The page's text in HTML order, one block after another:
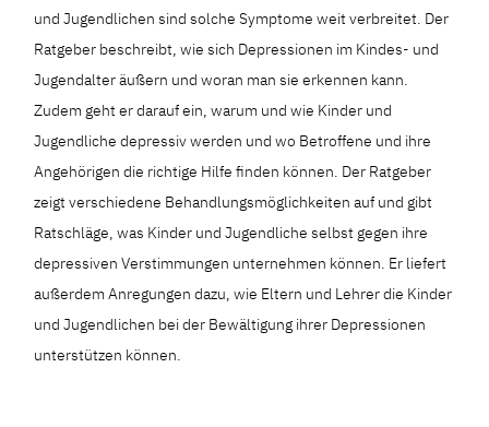
und Jugendlichen sind solche Symptome weit verbreitet. Der
Ratgeber beschreibt, wie sich Depressionen im Kindes- und
Jugendalter äußern und woran man sie erkennen kann.
Zudem geht er darauf ein, warum und wie Kinder und
Jugendliche depressiv werden und wo Betroffene und ihre
Angehörigen die richtige Hilfe finden können. Der Ratgeber
zeigt verschiedene Behandlungsmöglichkeiten auf und gibt
Ratschläge, was Kinder und Jugendliche selbst gegen ihre
depressiven Verstimmungen unternehmen können. Er liefert
außerdem Anregungen dazu, wie Eltern und Lehrer die Kinder
und Jugendlichen bei der Bewältigung ihrer Depressionen
unterstützen können.